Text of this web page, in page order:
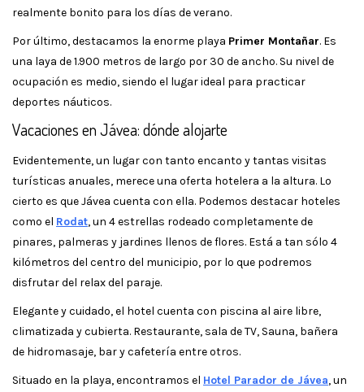
realmente bonito para los días de verano.
Por último, destacamos la enorme playa Primer Montañar. Es
una laya de 1.900 metros de largo por 30 de ancho. Su nivel de
ocupación es medio, siendo el lugar ideal para practicar
deportes náuticos.
Vacaciones en Jávea: dónde alojarte
Evidentemente, un lugar con tanto encanto y tantas visitas
turísticas anuales, merece una oferta hotelera a la altura. Lo
cierto es que Jávea cuenta con ella. Podemos destacar hoteles
como el Rodat, un 4 estrellas rodeado completamente de
pinares, palmeras y jardines llenos de flores. Está a tan sólo 4
kilómetros del centro del municipio, por lo que podremos
disfrutar del relax del paraje.
Elegante y cuidado, el hotel cuenta con piscina al aire libre,
climatizada y cubierta. Restaurante, sala de TV, Sauna, bañera
de hidromasaje, bar y cafetería entre otros.
Situado en la playa, encontramos el Hotel Parador de Jávea, un